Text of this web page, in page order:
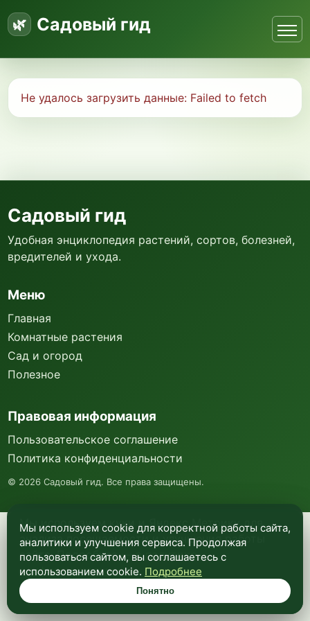
Садовый гид
Не удалось загрузить данные: Failed to fetch
Мы используем куки и Яндекс Метрику для
анализа посещаемости и улучшения работы
сайта. Подробнее —в политике
конфиденциальности.
Понятно
Садовый гид
Удобная энциклопедия растений, сортов, болезней,
вредителей и ухода.
Меню
Главная
Комнатные растения
Сад и огород
Полезное
Правовая информация
Пользовательское соглашение
Политика конфиденциальности
© 2026 Садовый гид. Все права защищены.
Мы используем cookie для корректной работы сайта,
аналитики и улучшения сервиса. Продолжая
пользоваться сайтом, вы соглашаетесь с
использованием cookie. Подробнее
Понятно